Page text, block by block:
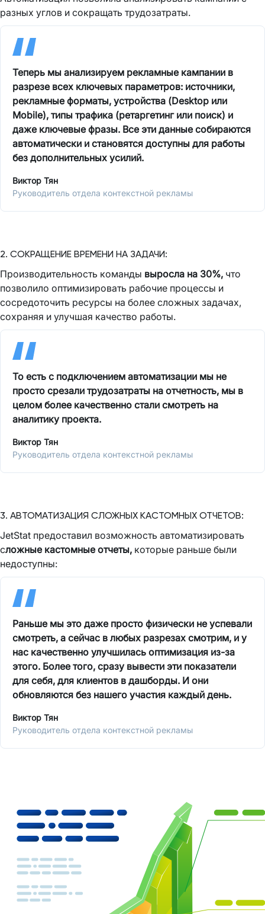
разных углов и сокращать трудозатраты.
Теперь мы анализируем рекламные кампании в
разрезе всех ключевых параметров: источники,
рекламные форматы, устройства (Desktop или
Mobile), типы трафика (ретаргетинг или поиск) и
даже ключевые фразы. Все эти данные собираются
автоматически и становятся доступны для работы
без дополнительных усилий.
Виктор Тян
Руководитель отдела контекстной рекламы
2. СОКРАЩЕНИЕ ВРЕМЕНИ НА ЗАДАЧИ:
Производительность команды выросла на 30%, что
позволило оптимизировать рабочие процессы и
сосредоточить ресурсы на более сложных задачах,
сохраняя и улучшая качество работы.
То есть с подключением автоматизации мы не
просто срезали трудозатраты на отчетность, мы в
целом более качественно стали смотреть на
аналитику проекта.
Виктор Тян
Руководитель отдела контекстной рекламы
3. АВТОМАТИЗАЦИЯ СЛОЖНЫХ КАСТОМНЫХ ОТЧЕТОВ:
JetStat предоставил возможность автоматизировать
сложные кастомные отчеты, которые раньше были
недоступны:
Раньше мы это даже просто физически не успевали
смотреть, а сейчас в любых разрезах смотрим, и у
нас качественно улучшилась оптимизация из-за
этого. Более того, сразу вывести эти показатели
для себя, для клиентов в дашборды. И они
обновляются без нашего участия каждый день.
Виктор Тян
Руководитель отдела контекстной рекламы